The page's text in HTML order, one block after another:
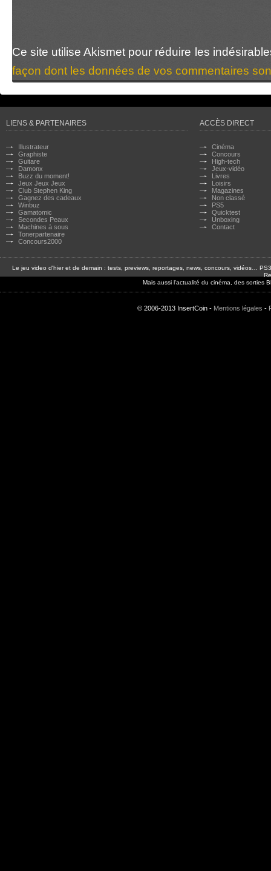
Ce site utilise Akismet pour réduire les
façon dont les données de vos commentaires
LIENS & PARTENAIRES
Illustrateur
Graphiste
Guitare
Damonx
Buzz du moment!
Jeux Jeux Jeux
Club Stephen King
Gagnez des cadeaux
Winbuz
Gamatomic
Secondes Peaux
Machines à sous
Tonerpartenaire
Concours2000
ACCÈS DIRECT
Cinéma
Concours
High-tech
Jeux-vidéo
Livres
Loisirs
Magazines
Non classé
PS5
Quicktest
Unboxing
Contact
Le jeu video d'hier et de demain : tests, previews, reportages, news, concours, vidéos…
Mais aussi l'actualité du cinéma, des sorties
© 2006-2013 InsertCoin - Mentions légales -